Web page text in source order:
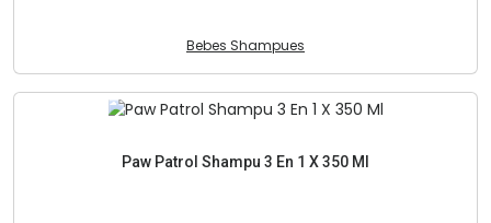
Bebes Shampues
Paw Patrol Shampu 3 En 1 X 350 Ml